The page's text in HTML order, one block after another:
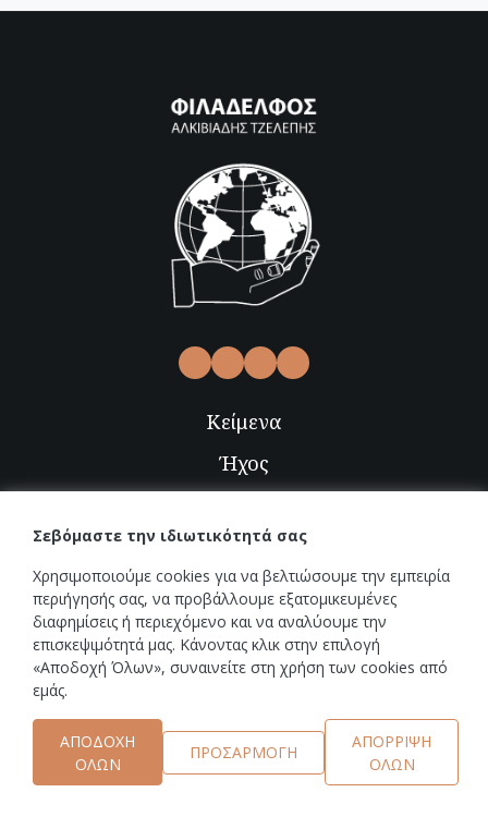
Σεβόμαστε την ιδιωτικότητά σας
Χρησιμοποιούμε cookies για να βελτιώσουμε την εμπειρία
περιήγησής σας, να προβάλλουμε εξατομικευμένες
διαφημίσεις ή περιεχόμενο και να αναλύουμε την
επισκεψιμότητά μας. Κάνοντας κλικ στην επιλογή
«Αποδοχή Όλων», συναινείτε στη χρήση των cookies από
εμάς.
ΑΠΟΔΟΧΉ
ΌΛΩΝ
ΠΡΟΣΑΡΜΟΓΉ
ΑΠΌΡΡΙΨΗ
ΌΛΩΝ
Κείμενα
Ήχος
Εικόνες
Radio-TV
Εκδηλώσεις
Επικοινωνία